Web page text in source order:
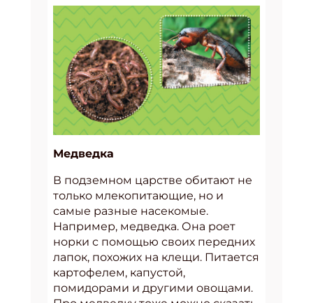
Медведка
В подземном царстве обитают не
только млекопитающие, но и
самые разные насекомые.
Например, медведка. Она роет
норки с помощью своих передних
лапок, похожих на клещи. Питается
картофелем, капустой,
помидорами и другими овощами.